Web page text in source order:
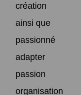
création
ainsi que
passionné
adapter
passion
organisation